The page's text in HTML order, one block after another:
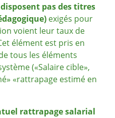
pas des titres
exigés pour
voient leur taux de
élément est pris en
tous les éléments
(«Salaire cible»,
«rattrapage estimé en
rattrapage salarial